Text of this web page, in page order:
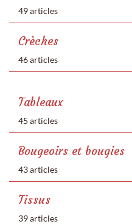
49 articles
Crèches
46 articles
Tableaux
45 articles
Bougeoirs et bougies
43 articles
Tissus
39 articles